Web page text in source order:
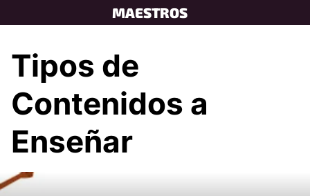
to
MAESTROS
Tipos de
Contenidos a
Enseñar